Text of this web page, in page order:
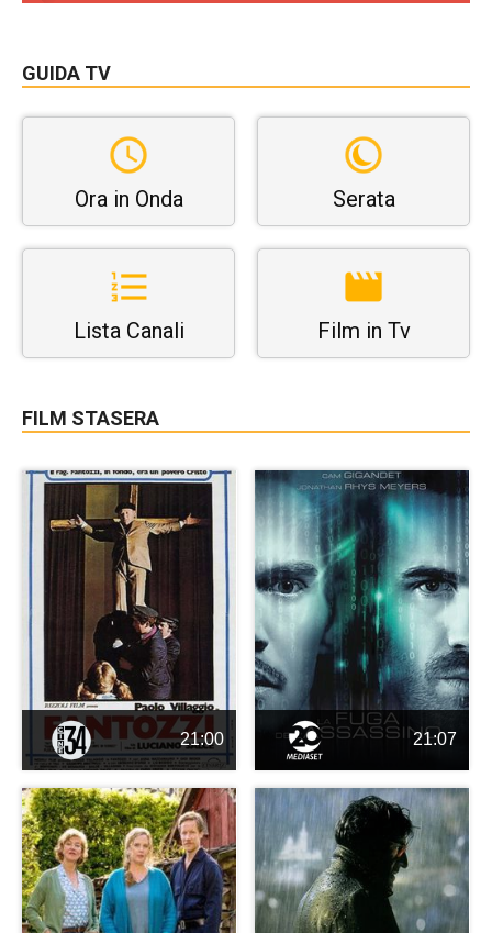
GUIDA TV
Ora in Onda Serata
Lista Canali Film in Tv
FILM STASERA
21:00 21:07